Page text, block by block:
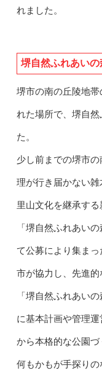
れました。
堺自然ふれあい
堺市の南の丘陵地
れた場所で、堺自
た。
少し前までの堺市
理が行き届かない
里山文化を継承する
「堺自然ふれあい
て公募により集ま
市が協力し、先進的
「堺自然ふれあい
に基本計画や管理
から本格的な公園づ
何もかもが手探り